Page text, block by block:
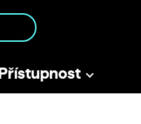
Přístupnost